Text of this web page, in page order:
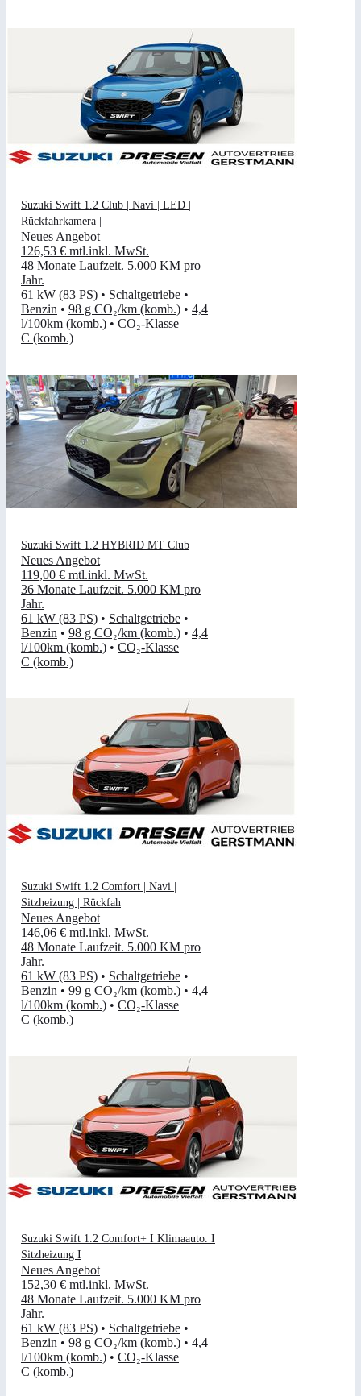
Suzuki Swift 1.2 Club | Navi | LED |
Rückfahrkamera |
Neues Angebot
126,53 € mtl.inkl. MwSt.
48 Monate Laufzeit. 5.000 KM pro
Jahr.
61 kW (83 PS) • Schaltgetriebe •
Benzin • 98 g CO₂/km (komb.) • 4,4
l/100km (komb.) • CO₂-Klasse
C (komb.)
Suzuki Swift 1.2 HYBRID MT Club
Neues Angebot
119,00 € mtl.inkl. MwSt.
36 Monate Laufzeit. 5.000 KM pro
Jahr.
61 kW (83 PS) • Schaltgetriebe •
Benzin • 98 g CO₂/km (komb.) • 4,4
l/100km (komb.) • CO₂-Klasse
C (komb.)
Suzuki Swift 1.2 Comfort | Navi |
Sitzheizung | Rückfah
Neues Angebot
146,06 € mtl.inkl. MwSt.
48 Monate Laufzeit. 5.000 KM pro
Jahr.
61 kW (83 PS) • Schaltgetriebe •
Benzin • 99 g CO₂/km (komb.) • 4,4
l/100km (komb.) • CO₂-Klasse
C (komb.)
Suzuki Swift 1.2 Comfort+ I Klimaauto. I
Sitzheizung I
Neues Angebot
152,30 € mtl.inkl. MwSt.
48 Monate Laufzeit. 5.000 KM pro
Jahr.
61 kW (83 PS) • Schaltgetriebe •
Benzin • 98 g CO₂/km (komb.) • 4,4
l/100km (komb.) • CO₂-Klasse
C (komb.)